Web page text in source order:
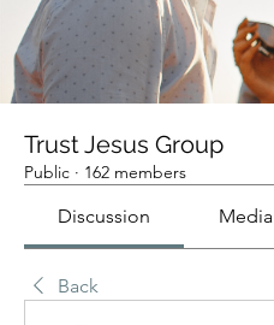
Trust Jesus Group
Public · 162 members
Discussion Media
Back